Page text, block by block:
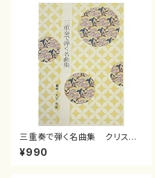
三重奏で弾く名曲集 クリスマ
スメドレー( 箏2/大平光美 編
曲/楽譜）
¥990